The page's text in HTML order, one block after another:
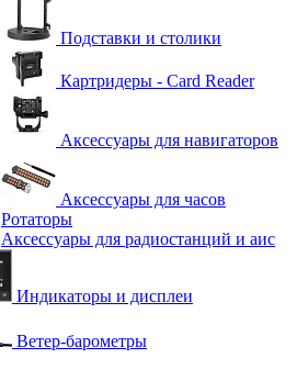
Подставки и столики
Картридеры - Card Reader
Аксессуары для навигаторов
Аксессуары для часов
Ротаторы
Аксессуары для радиостанций и аис
Индикаторы и дисплеи
Ветер-барометры